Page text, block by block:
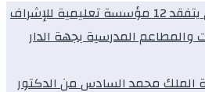
الدكتور نوفل كديلي يتفقد 12 مؤسسة تعليمية للإشراف
والمطاعم المدرسية بجهة الدار
الملك محمد السادس من الدكتور